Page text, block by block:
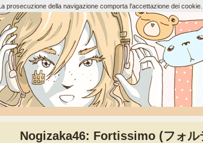
Nogizaka46: Fortissimo (フォル
prosecuzione della navigazione comporta l'accettazione dei cookie.